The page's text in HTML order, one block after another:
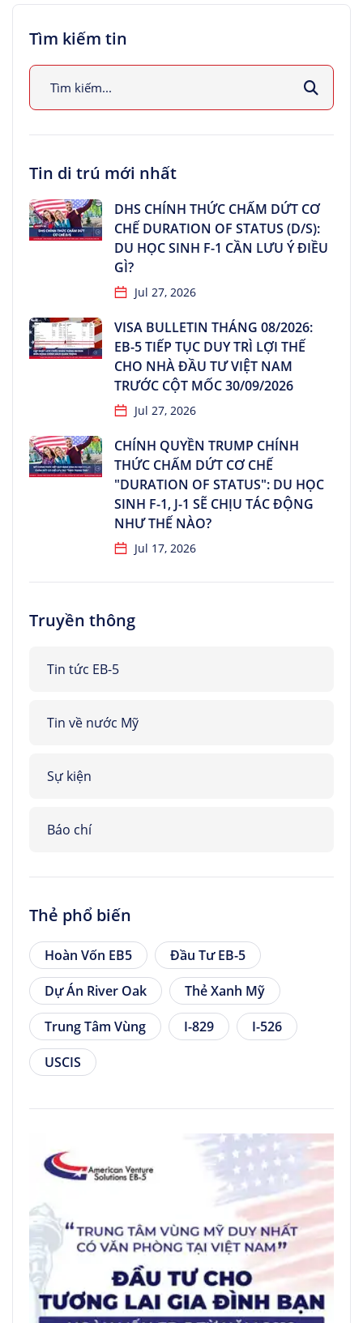
Tìm kiếm tin
Tin di trú mới nhất
DHS CHÍNH THỨC CHẤM DỨT CƠ
CHẾ DURATION OF STATUS (D/S):
DU HỌC SINH F-1 CẦN LƯU Ý ĐIỀU
GÌ?
Jul 27, 2026
VISA BULLETIN THÁNG 08/2026:
EB-5 TIẾP TỤC DUY TRÌ LỢI THẾ
CHO NHÀ ĐẦU TƯ VIỆT NAM
TRƯỚC CỘT MỐC 30/09/2026
Jul 27, 2026
CHÍNH QUYỀN TRUMP CHÍNH
THỨC CHẤM DỨT CƠ CHẾ
"DURATION OF STATUS": DU HỌC
SINH F-1, J-1 SẼ CHỊU TÁC ĐỘNG
NHƯ THẾ NÀO?
Jul 17, 2026
Truyền thông
Tin tức EB-5
Tin về nước Mỹ
Sự kiện
Báo chí
Thẻ phổ biến
Hoàn Vốn EB5
Đầu Tư EB-5
Dự Án River Oak
Thẻ Xanh Mỹ
Trung Tâm Vùng
I-829
I-526
USCIS